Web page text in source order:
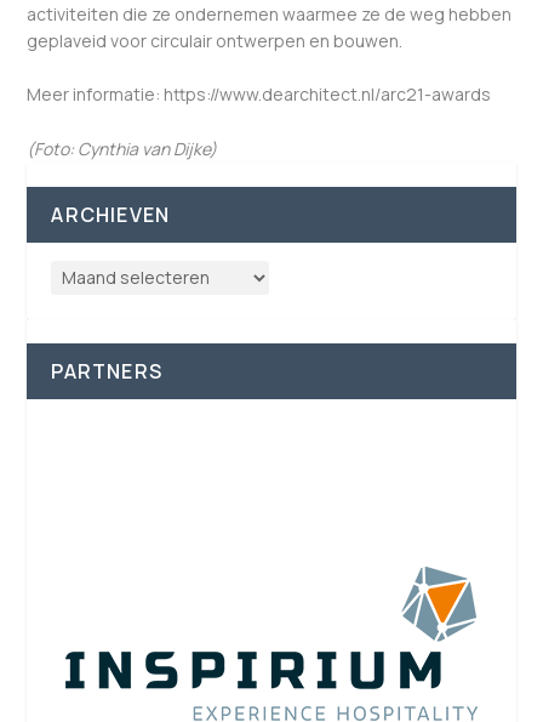
activiteiten die ze ondernemen waarmee ze de weg hebben
geplaveid voor circulair ontwerpen en bouwen.
Meer informatie: https://www.dearchitect.nl/arc21-awards
(Foto: Cynthia van Dijke)
ARCHIEVEN
PARTNERS